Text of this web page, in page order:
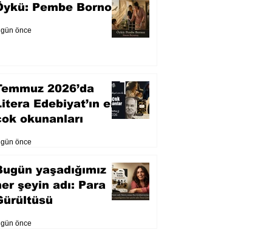
Pembe Bornoz
önce
2026’da
Edebiyat’ın en
okunanları
önce
yaşadığımız
şeyin adı: Para
önce